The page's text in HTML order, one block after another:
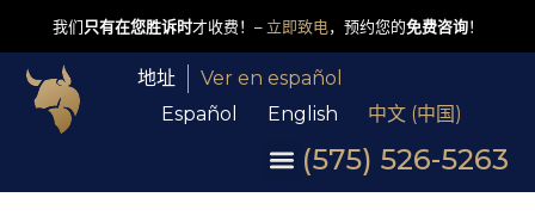
我们只有在您胜诉时才收费！– 立即致电，预约您的免费咨询！
地址
Ver en español
Español
English 中文 (中国)
(575) 526-5263